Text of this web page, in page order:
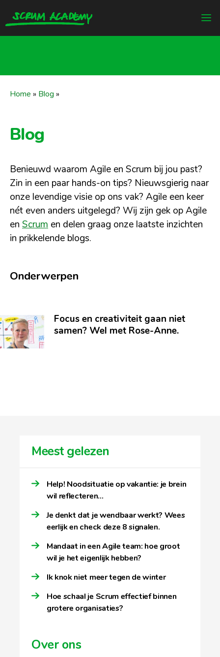
Home » Blog »
Blog
Benieuwd waarom Agile en Scrum bij jou past?
Zin in een paar hands-on tips? Nieuwsgierig naar
onze levendige visie op ons vak? Agile een keer
nét even anders uitgelegd? Wij zijn gek op Agile
en Scrum en delen graag onze laatste inzichten
in prikkelende blogs.
Onderwerpen
Focus en creativiteit gaan niet
samen? Wel met Rose-Anne.
Meest gelezen
Help! Noodsituatie op vakantie: je brein
wil reflecteren…
Je denkt dat je wendbaar werkt? Wees
eerlijk en check deze 8 signalen.
Mandaat in een Agile team: hoe groot
wil je het eigenlijk hebben?
Ik knok niet meer tegen de winter
Hoe schaal je Scrum effectief binnen
grotere organisaties?
Over ons